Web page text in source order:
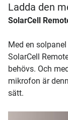
Ladda den
SolarCell
Med en
SolarCell
behövs. Och
mikrofon är
sätt.